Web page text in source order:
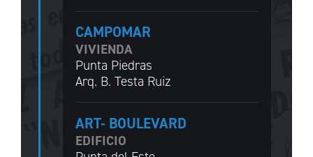
CAMPOMAR
VIVIENDA
Punta Piedras
Arq. B. Testa Ruiz
ART- BOULEVARD
EDIFICIO